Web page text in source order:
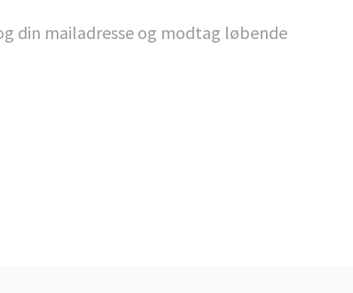
din mailadresse og modtag løbende